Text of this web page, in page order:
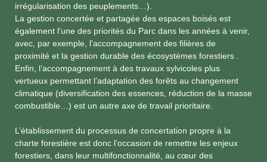
irrégularisation des peuplements…).
La gestion concertée et partagée des espaces boisés est
également l’une des priorités du Parc dans les années à venir,
avec, par exemple, l’accompagnement des filières de
proximité et la gestion durable des écosystèmes forestiers .
Enfin, l’accompagnement à des travaux sylvicoles plus
vertueux permettant l’adaptation des forêts au changement
climatique (diversification des essences, réduction de la masse
combustible…) est un autre axe de travail prioritaire.
L’établissement du processus de concertation propre à la
charte forestière est donc l’occasion de remettre les enjeux
forestiers, dans leur multifonctionnalité, au cœur des